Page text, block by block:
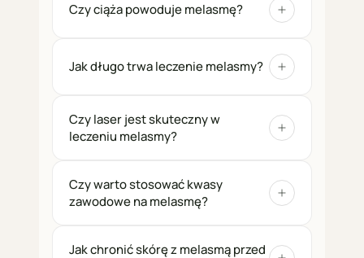
Czy ciąża powoduje melasmę?
Jak długo trwa leczenie melasmy?
Czy laser jest skuteczny w
leczeniu melasmy?
Czy warto stosować kwasy
zawodowe na melasmę?
Jak chronić skórę z melasmą przed